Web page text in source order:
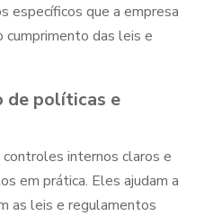
específicos que a empresa
cumprimento das leis e
de políticas e
internos claros e
em prática. Eles ajudam a
as leis e regulamentos